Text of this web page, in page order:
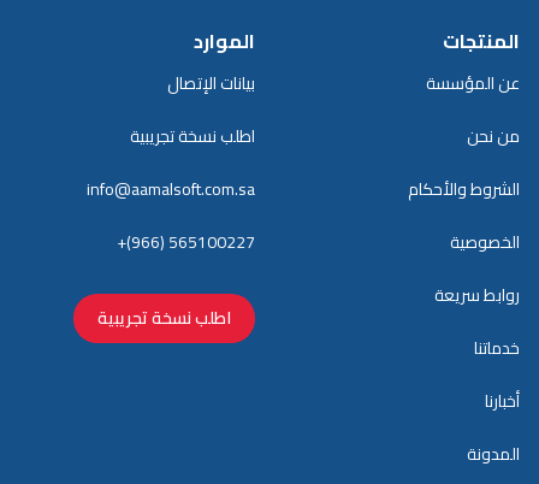
المنتجات
عن المؤسسة
من نحن
الشروط والأحكام
الخصوصية
روابط سريعة
خدماتنا
أخبارنا
المدونة
الموارد
بيانات الإتصال
اطلب نسخة تجريبية
info@aamalsoft.com.sa
+(966) 565100227
اطلب نسخة تجريبية